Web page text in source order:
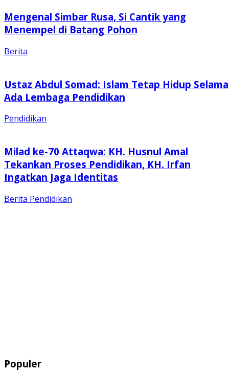
Mengenal Simbar Rusa, Si Cantik yang
Menempel di Batang Pohon
Berita
Ustaz Abdul Somad: Islam Tetap Hidup Selama
Ada Lembaga Pendidikan
Pendidikan
Milad ke-70 Attaqwa: KH. Husnul Amal
Tekankan Proses Pendidikan, KH. Irfan
Ingatkan Jaga Identitas
Berita Pendidikan
Populer